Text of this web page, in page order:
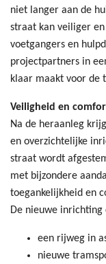
niet langer aan de
straat kan veiliger
voetgangers en
projectpartners in
klaar maakt voor de
Veiligheid en
Na de heraanleg
en overzichtelijke
straat wordt
met bijzondere
toegankelijkheid en
De nieuwe inrichting
een rijweg in
nieuwe